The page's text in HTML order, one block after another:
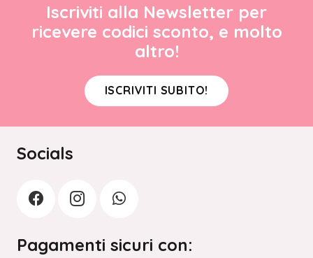
Iscriviti alla Newsletter per
ricevere codici sconto, e molto
altro!
ISCRIVITI SUBITO!
Socials
Pagamenti sicuri con: